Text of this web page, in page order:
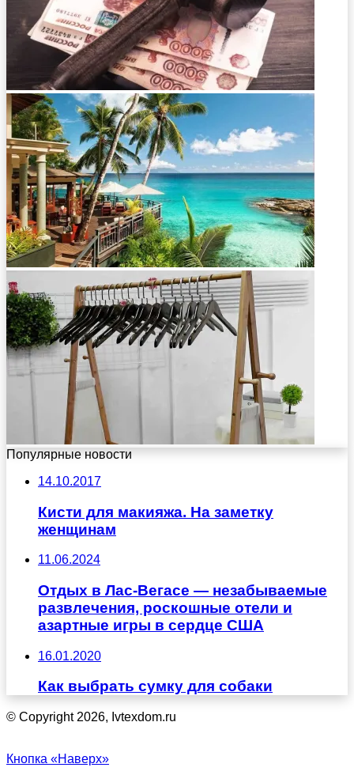
Популярные новости
14.10.2017
Кисти для макияжа. На заметку
женщинам
11.06.2024
Отдых в Лас-Вегасе — незабываемые
развлечения, роскошные отели и
азартные игры в сердце США
16.01.2020
Как выбрать сумку для собаки
© Copyright 2026, Ivtexdom.ru
Кнопка «Наверх»